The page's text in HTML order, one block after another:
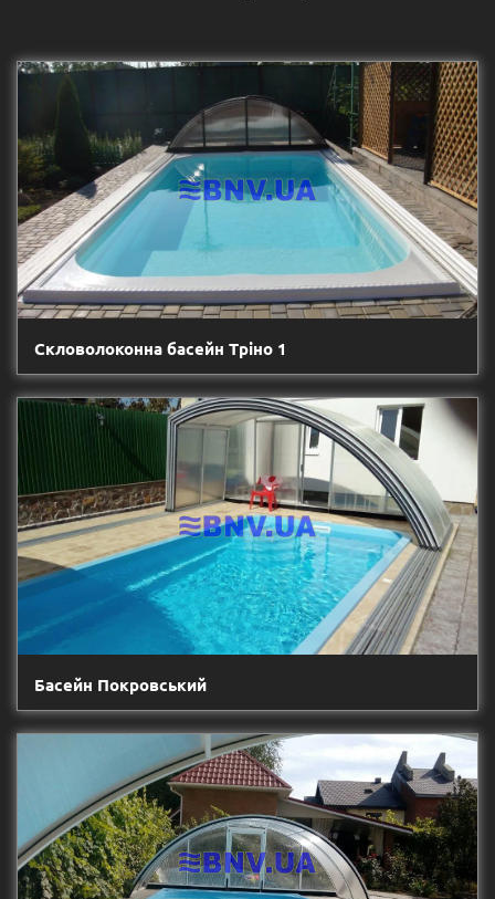
Скловолоконна басейн Тріно 1
Басейн Покровський